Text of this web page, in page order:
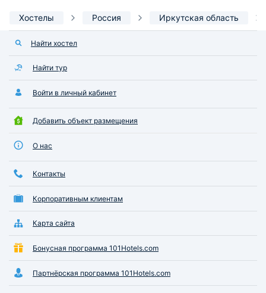
Хостелы Россия Иркутская область
Найти хостел
Найти тур
Войти в личный кабинет
Добавить объект размещения
О нас
Контакты
Корпоративным клиентам
Карта сайта
Бонусная программа 101Hotels.com
Партнёрская программа 101Hotels.com